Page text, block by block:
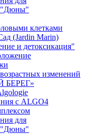
"Дюны"
клетками
(Jardin Marin)
и детоксикация"
изменений
БЕРЕГ»
с ALGO4
для
"Дюны"